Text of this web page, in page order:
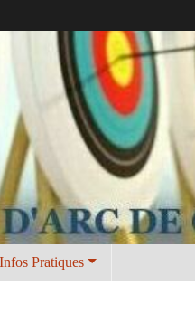
Pratiques